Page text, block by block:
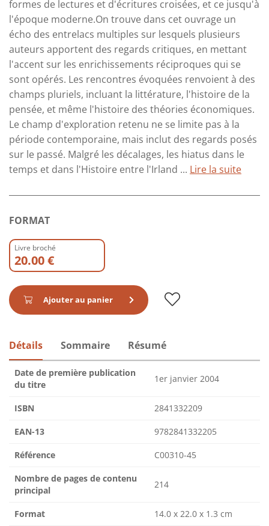
formes de lectures et d'écritures croisées, et ce jusqu'à
l'époque moderne.On trouve dans cet ouvrage un
écho des entrelacs multiples sur lesquels plusieurs
auteurs apportent des regards critiques, en mettant
l'accent sur les enrichissements réciproques qui se
sont opérés. Les rencontres évoquées renvoient à des
champs pluriels, incluant la littérature, l'histoire de la
pensée, et même l'histoire des théories économiques.
Le champ d'exploration retenu ne se limite pas à la
période contemporaine, mais inclut des regards posés
sur le passé. Malgré les décalages, les hiatus dans le
temps et dans l'Histoire entre l'Irland ... Lire la suite
FORMAT
Livre broché
20.00 €
Ajouter au panier
Détails Sommaire Résumé
Date de première publication
du titre
1er janvier 2004
ISBN 2841332209
EAN-13 9782841332205
Référence C00310-45
Nombre de pages de contenu
principal
214
Format 14.0 x 22.0 x 1.3 cm